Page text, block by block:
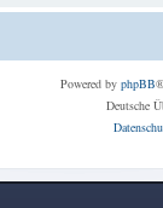
Powered by phpBB
Deutsche